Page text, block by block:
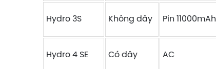
Hydro 3S Không dây Pin 11000mAh
Hydro 4 SE Có dây AC